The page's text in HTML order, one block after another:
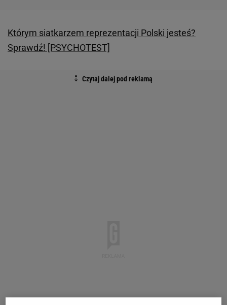
Którym siatkarzem reprezentacji Polski jesteś?
Sprawdź! [PSYCHOTEST]